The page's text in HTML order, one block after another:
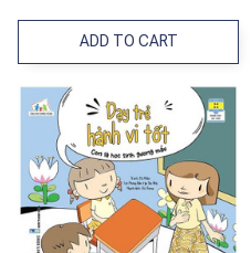
ADD TO CART